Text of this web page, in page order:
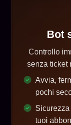
Bot
Controllo
senza ticket
Avvia,
pochi
tuoi